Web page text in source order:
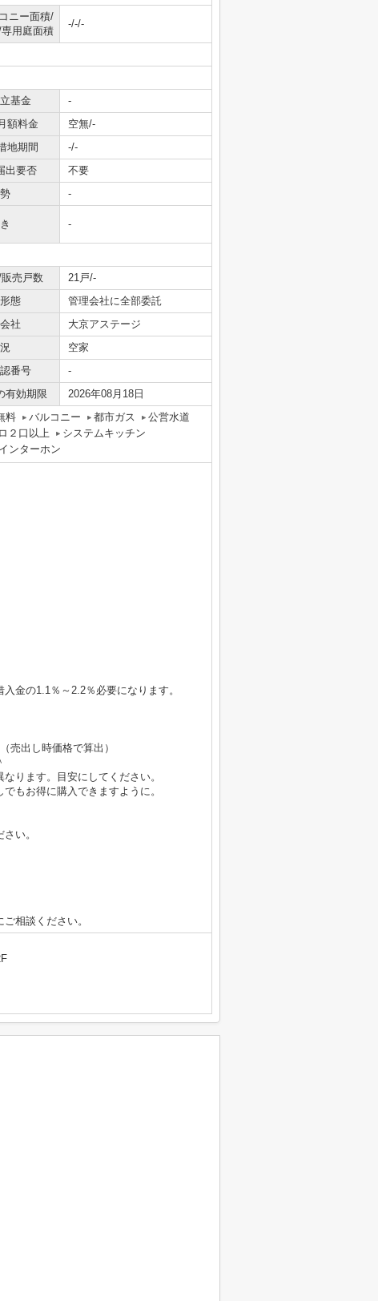
ニー面積/
用庭面積
-/-/-
基金
-
額料金
空無/-
地期間
-/-
出要否
不要
-
-
売戸数
21戸/-
態
管理会社に全部委託
社
大京アステージ
空家
番号
-
有効期限 2026年08月18日
料 バルコニー 都市ガス
公営水道
２口以上
システムキッチン
ンターホン
金の1.1％～2.2％必要になります。
売出し時価格で算出）
ります。目安にしてください。
もお得に購入できますように。
い。
相談ください。